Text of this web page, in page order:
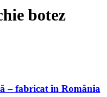
botez
– fabricat în România